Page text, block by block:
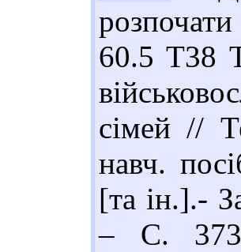
60.5 Т38
сімей //
навч.
[та ін.].-
– С.